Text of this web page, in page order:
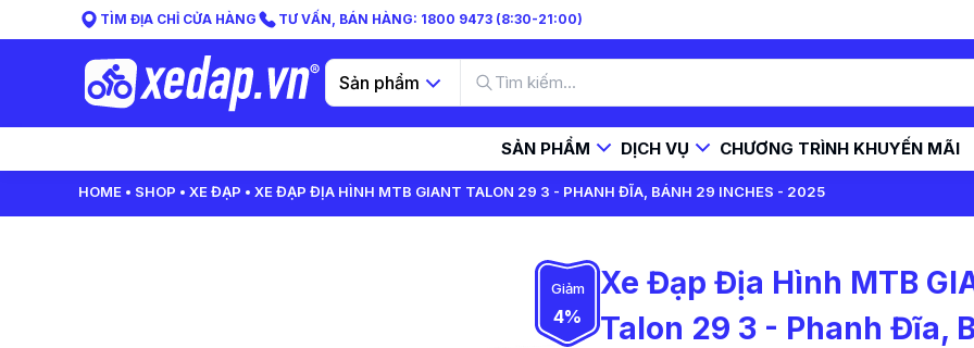
TÌM ĐỊA CHỈ CỬA HÀNG TƯ VẤN, BÁN HÀNG: 1800 9473 (8:30-21:00)
Sản phẩm
SẢN PHẨM DỊCH VỤ CHƯƠNG TRÌNH KHUYẾN MÃI
HOME SHOP XE ĐẠP XE ĐẠP ĐỊA HÌNH MTB GIANT TALON 29 3 - PHANH ĐĨA, BÁNH 29 INCHES - 2025
Giảm
4%
Xe Đạp Địa Hình MTB
Talon 29 3 - Phanh Đĩa,